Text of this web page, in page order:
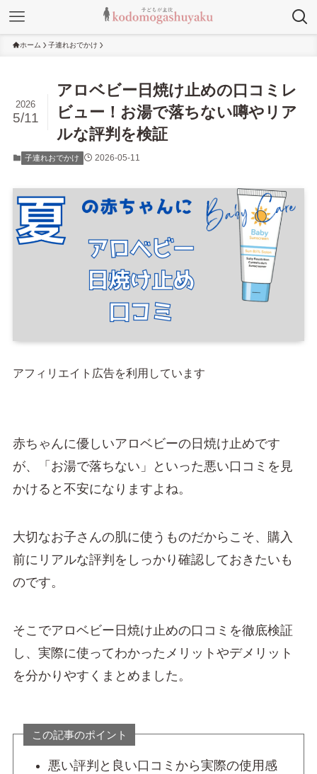
ホーム 子連れおでかけ
アロベビー日焼け止めの口コミレ
ビュー！お湯で落ちない噂やリア
ルな評判を検証
2026
5/11
子連れおでかけ 2026-05-11
アフィリエイト広告を利用しています
赤ちゃんに優しいアロベビーの日焼け止めです
が、「お湯で落ちない」といった悪い口コミを見
かけると不安になりますよね。
大切なお子さんの肌に使うものだからこそ、購入
前にリアルな評判をしっかり確認しておきたいも
のです。
そこでアロベビー日焼け止めの口コミを徹底検証
し、実際に使ってわかったメリットやデメリット
を分かりやすくまとめました。
この記事のポイント
悪い評判と良い口コミから実際の使用感